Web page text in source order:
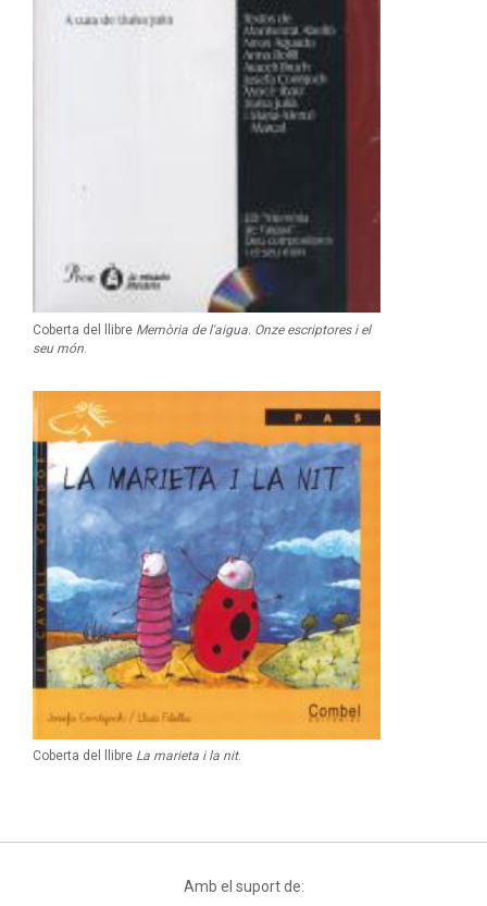
Coberta del llibre Memòria de l'aigua. Onze escriptores i el
seu món
Coberta del llibre La marieta i la nit.
Amb el suport de: